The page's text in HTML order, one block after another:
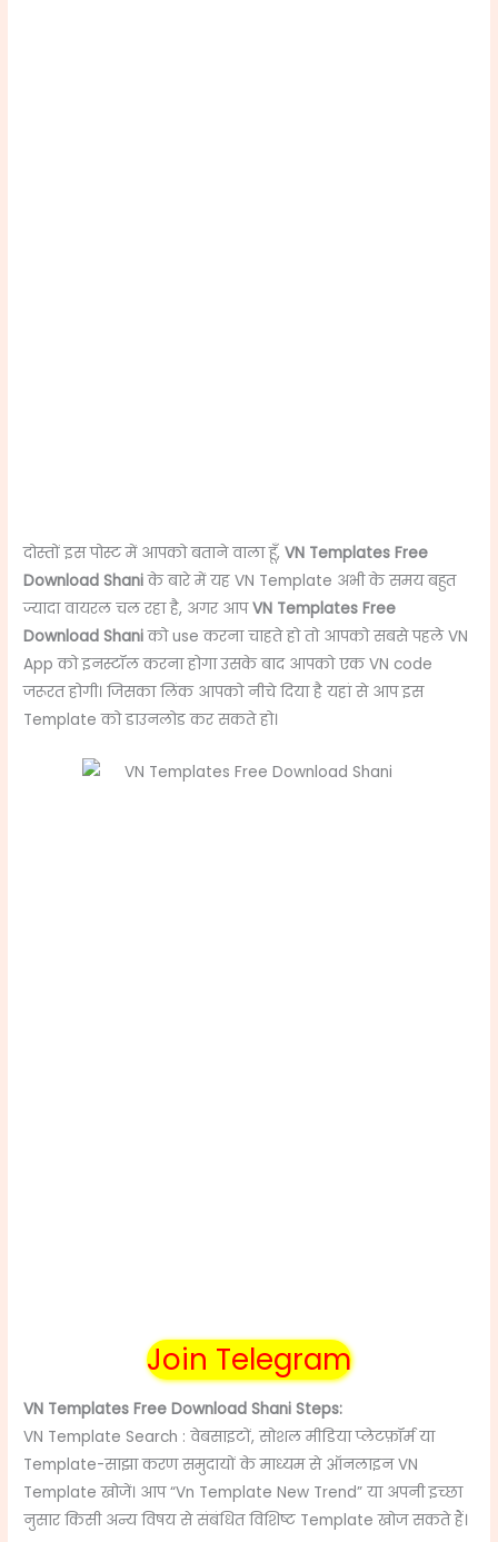
दोस्तों इस पोस्ट में आपको बताने वाला हूँ,VN Templates Free
Download Shaniके बारे में यह VN Template अभी के समय बहुत
ज्यादा वायरल चल रहा है, अगर आपVN Templates Free
Download Shaniको use करना चाहते हो तो आपको सबसे पहले VN
App को इनस्टॉल करना होगा उसके बाद आपको एक VN code
जरूरत होगी। जिसका लिंक आपको नीचे दिया है यहां से आप इस
Template को डाउनलोड कर सकते हो।
Join Telegram
VN Templates Free Download Shani Steps:
VN Template Search : वेबसाइटों, सोशल मीडिया प्लेटफ़ॉर्म या
Template-साझा करण समुदायों के माध्यम से ऑनलाइन VN
Template खोजें। आप “Vn Template New Trend” या अपनी इच्छा
नुसार किसी अन्य विषय से संबंधित विशिष्ट Template खोज सकते हैं।